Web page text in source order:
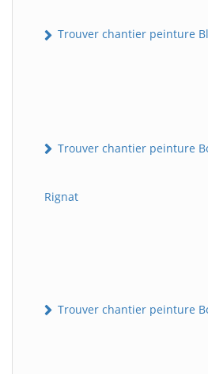
Trouver chantier peinture
Trouver chantier peinture
Rignat
Trouver chantier peinture